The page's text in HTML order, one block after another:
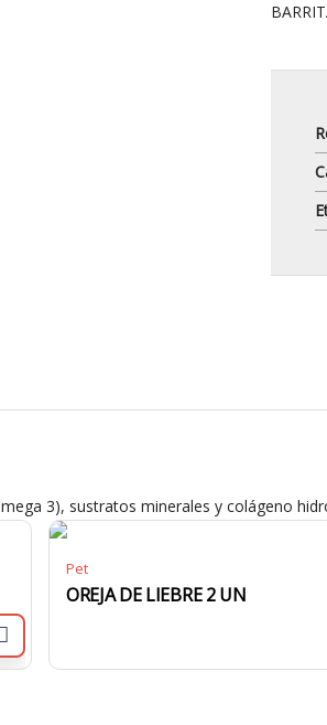
3), sustratos minerales y colágeno
Pet
OREJA DE LIEBRE 2 UN